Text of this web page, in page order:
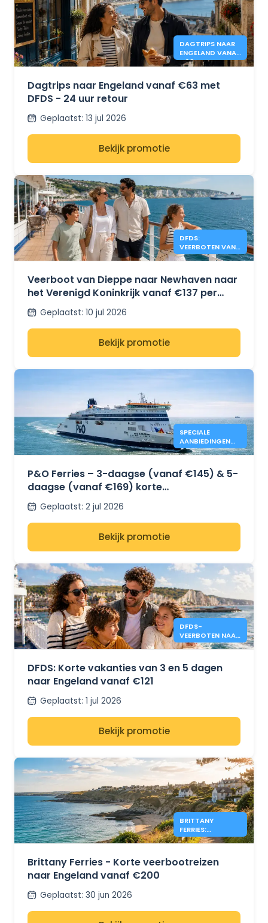
DAGTRIPS NAAR
ENGELAND VANAF
€63 - DFDS
Dagtrips naar Engeland vanaf €63 met
DFDS - 24 uur retour
Geplaatst: 13 jul 2026
Bekijk promotie
DFDS:
VEERBOTEN VAN
DIEPPE NAAR
VANAF €137
Veerboot van Dieppe naar Newhaven naar
het Verenigd Koninkrijk vanaf €137 per
auto + 4 personen met DFDS
Geplaatst: 10 jul 2026
Bekijk promotie
SPECIALE
AANBIEDINGEN
VAN P&O FERRIES
DAGEN
P&O Ferries – 3-daagse (vanaf €145) & 5-
daagse (vanaf €169) korte
vakantieaanbiedingen – Dover naar Calais
Geplaatst: 2 jul 2026
Bekijk promotie
DFDS-
VEERBOTEN NAAR
ENGELAND VANAF
DFDS: Korte vakanties van 3 en 5 dagen
naar Engeland vanaf €121
Geplaatst: 1 jul 2026
Bekijk promotie
BRITTANY
FERRIES:
AANBIEDINGEN
VANAF €200
Brittany Ferries - Korte veerbootreizen
naar Engeland vanaf €200
Geplaatst: 30 jun 2026